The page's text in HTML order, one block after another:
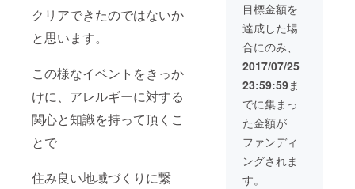
クリアできたのではないか
と思います。
この様なイベントをきっか
けに、アレルギーに対する
関心と知識を持って頂くこ
とで
住み良い地域づくりに繋
ハート
形タイ
プ フ
ジッリ
タイ
プ 各
１パッ
ク 孫
作の農
薬不使
用コシ
ヒカリ
を原料
るよう
な内容
に致し
ます。
※１パッ
ク以上
の量に
なる場
合や、
イベン
ト開催
地が遠
方にな
目標金額を
達成した場
合にのみ、
2017/07/25
23:59:59ま
でに集まっ
た金額が
ファンディ
ングされま
す。